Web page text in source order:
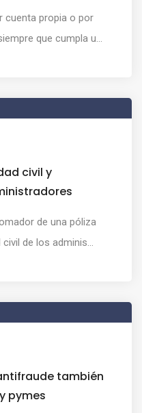
cuenta propia o por
que cumpla u...
civil y
de una póliza
de los adminis...
también
pymes